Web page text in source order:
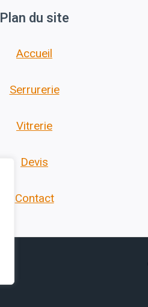
Plan du site
Accueil
Serrurerie
Vitrerie
Devis
Contact